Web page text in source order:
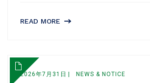
READ MORE
2026年7月31日 NEWS & NOTICE